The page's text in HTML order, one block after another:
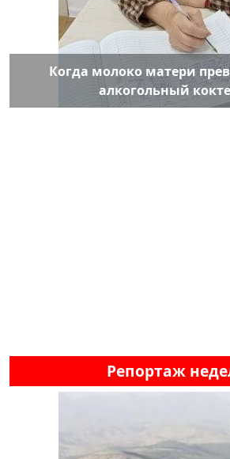
Когда молоко матери
алкогольный
Репортаж